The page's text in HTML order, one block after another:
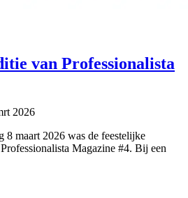
van Professionalista
2026
8 maart 2026 was de feestelijke
Magazine #4. Bij een